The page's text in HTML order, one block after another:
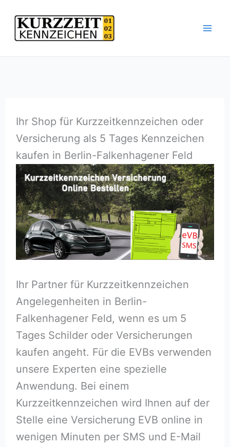
Inhalt
springen
Ihr Shop für Kurzzeitkennzeichen oder
Versicherung als 5 Tages Kennzeichen
kaufen in Berlin-Falkenhagener Feld
Ihr Partner für Kurzzeitkennzeichen
Angelegenheiten in Berlin-
Falkenhagener Feld, wenn es um 5
Tages Schilder oder Versicherungen
kaufen angeht. Für die EVBs verwenden
unsere Experten eine spezielle
Anwendung. Bei einem
Kurzzeitkennzeichen wird Ihnen auf der
Stelle eine Versicherung EVB online in
wenigen Minuten per SMS und E-Mail